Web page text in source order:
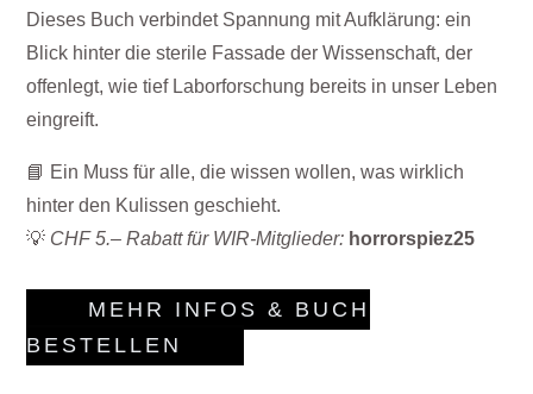
Dieses Buch verbindet Spannung mit Aufklärung: ein
Blick hinter die sterile Fassade der Wissenschaft, der
offenlegt, wie tief Laborforschung bereits in unser Leben
eingreift.
📘 Ein Muss für alle, die wissen wollen, was wirklich
hinter den Kulissen geschieht.
💡 CHF 5.– Rabatt für WIR-Mitglieder: horrorspiez25
MEHR INFOS & BUCH
BESTELLEN